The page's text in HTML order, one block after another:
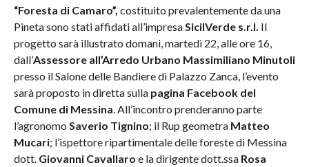
“Foresta di Camaro”, costituito prevalentemente da una
Pineta sono stati affidati all’impresaSicilVerde s.r.l. Il
progetto sarà illustrato domani, martedì 22, alle ore 16,
dall’Assessore all’Arredo Urbano Massimiliano Minutoli
presso il Salone delle Bandiere di Palazzo Zanca, l’evento
sarà proposto in diretta sulla pagina Facebook del
Comune di Messina. All’incontro prenderanno parte
l’agronomo Saverio Tignino; il Rup geometra Matteo
Mucari; l’ispettore ripartimentale delle foreste di Messina
dott. Giovanni Cavallaro e la dirigente dott.ssa Rosa